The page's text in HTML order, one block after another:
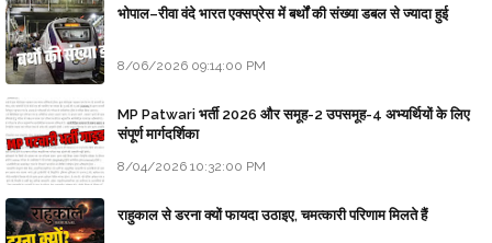
भोपाल–रीवा वंदे भारत एक्सप्रेस में बर्थों की संख्या डबल से ज्यादा हुई
8/06/2026 09:14:00 PM
MP Patwari भर्ती 2026 और समूह-2 उपसमूह-4 अभ्यर्थियों के लिए
संपूर्ण मार्गदर्शिका
8/04/2026 10:32:00 PM
राहुकाल से डरना क्यों फायदा उठाइए, चमत्कारी परिणाम मिलते हैं